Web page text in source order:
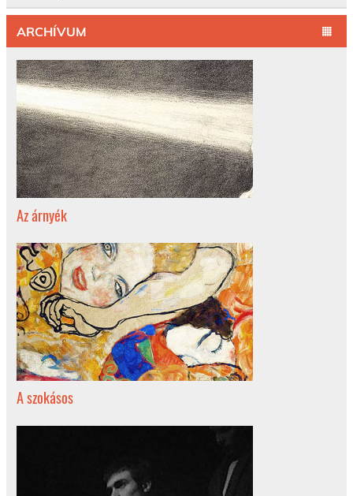
ARCHÍVUM
Az árnyék
A szokásos